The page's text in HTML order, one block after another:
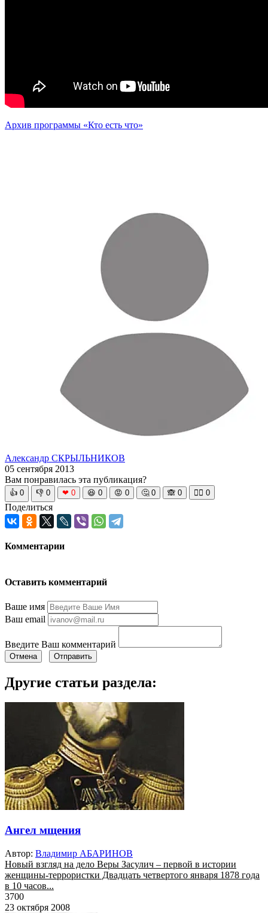
Архив программы «Кто есть что»
Александр СКРЫЛЬНИКОВ
05 сентября 2013
Вам понравилась эта публикация?
👍 0 👎 0 ❤ 0 😆 0 😡 0 🤔 0 🙈 0 🧘‍♀️ 0
Поделиться
Комментарии
Оставить комментарий
Ваше имя
Ваш email
Введите Ваш комментарий
Отмена Отправить
Другие статьи раздела:
Ангел мщения
Автор: Владимир АБАРИНОВ
Новый взгляд на дело Веры Засулич – первой в истории
женщины-террористки Двадцать четвертого января 1878 года
в 10 часов...
3700
23 октября 2008